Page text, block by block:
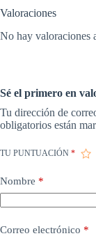
Valoraciones
No hay valoraciones
Sé el primero en
Tu dirección de
obligatorios están
TU PUNTUACIÓN *
Nombre *
Correo electrónico *